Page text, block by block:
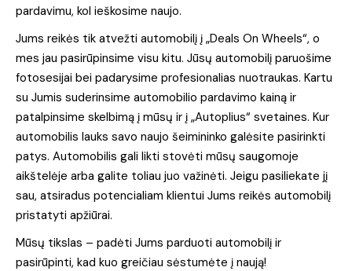
pardavimu, kol ieškosime naujo.
Jums reikės tik atvežti automobilį į „Deals On Wheels“, o
mes jau pasirūpinsime visu kitu. Jūsų automobilį paruošime
fotosesijai bei padarysime profesionalias nuotraukas. Kartu
su Jumis suderinsime automobilio pardavimo kainą ir
patalpinsime skelbimą į mūsų ir į „Autoplius“ svetaines. Kur
automobilis lauks savo naujo šeimininko galėsite pasirinkti
patys. Automobilis gali likti stovėti mūsų saugomoje
aikštelėje arba galite toliau juo važinėti. Jeigu pasiliekate jį
sau, atsiradus potencialiam klientui Jums reikės automobilį
pristatyti apžiūrai.
Mūsų tikslas – padėti Jums parduoti automobilį ir
pasirūpinti, kad kuo greičiau sėstumėte į naują!